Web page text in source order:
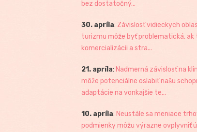
bez dostatočný...
30. apríla: Závislosť vidieckych
turizmu môže byť problematická, ak
komercializácii a stra...
21. apríla: Nadmerná závislosť na
môže potenciálne oslabiť našu
adaptácie na vonkajšie te...
10. apríla: Neustále sa meniace
podmienky môžu výrazne ovplyvniť